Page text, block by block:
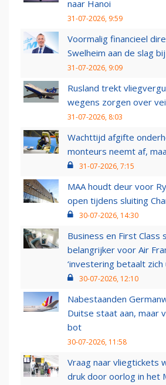
naar Hanoi
31-07-2026, 9:59
Voormalig financieel
Swelheim aan de slag
31-07-2026, 9:09
Rusland trekt
wegens zorgen over
31-07-2026, 8:03
Wachttijd afgifte
monteurs neemt af,
31-07-2026, 7:15
MAA houdt deur voor
open tijdens sluiting
30-07-2026, 14:30
Business en First Class
belangrijker voor Air
‘investering betaalt zich
30-07-2026, 12:10
Nabestaanden
Duitse staat aan, maar
bot
30-07-2026, 11:58
Vraag naar vliegtickets
druk door oorlog in het